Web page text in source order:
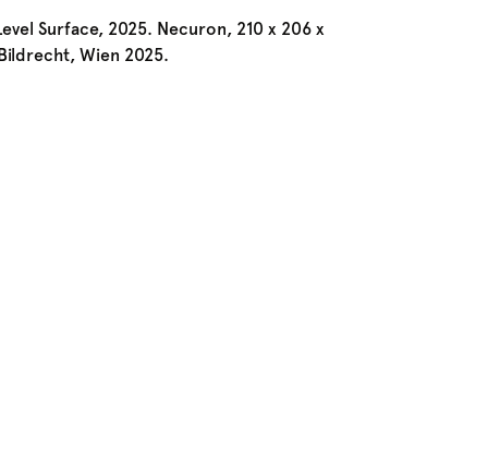
Surface, 2025. Necuron, 210 x 206 x
Wien 2025.